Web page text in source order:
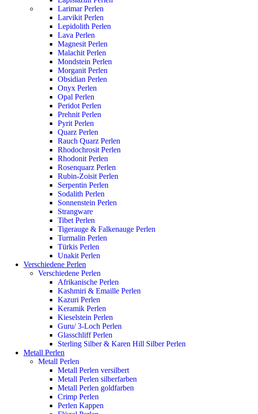
Larimar Perlen
Larvikit Perlen
Lepidolith Perlen
Lava Perlen
Magnesit Perlen
Malachit Perlen
Mondstein Perlen
Morganit Perlen
Obsidian Perlen
Onyx Perlen
Opal Perlen
Peridot Perlen
Prehnit Perlen
Pyrit Perlen
Quarz Perlen
Rauch Quarz Perlen
Rhodochrosit Perlen
Rhodonit Perlen
Rosenquarz Perlen
Rubin-Zoisit Perlen
Serpentin Perlen
Sodalith Perlen
Sonnenstein Perlen
Strangware
Tibet Perlen
Tigerauge & Falkenauge Perlen
Turmalin Perlen
Türkis Perlen
Unakit Perlen
Verschiedene Perlen
Verschiedene Perlen
Afrikanische Perlen
Kashmiri & Emaille Perlen
Kazuri Perlen
Keramik Perlen
Kieselstein Perlen
Guru/ 3-Loch Perlen
Glasschliff Perlen
Sterling Silber & Karen Hill Silber Perlen
Metall Perlen
Metall Perlen
Metall Perlen versilbert
Metall Perlen silberfarben
Metall Perlen goldfarben
Crimp Perlen
Perlen Kappen